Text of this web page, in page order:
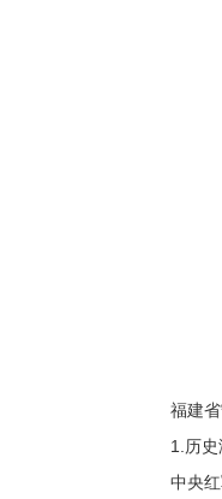
福建省宁
1. 历
中央红军